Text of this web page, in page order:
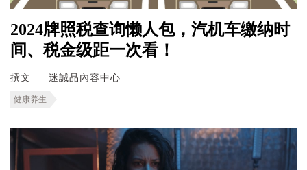
2024牌照税查询懒人包，汽机车缴纳时
间、税金级距一次看！
撰文 迷誠品內容中心
健康养生